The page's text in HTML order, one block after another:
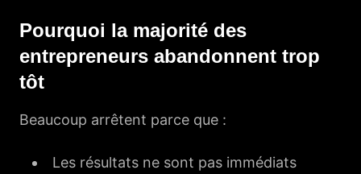
Pourquoi la majorité des
entrepreneurs abandonnent trop
tôt
Beaucoup arrêtent parce que :
Les résultats ne sont pas immédiats